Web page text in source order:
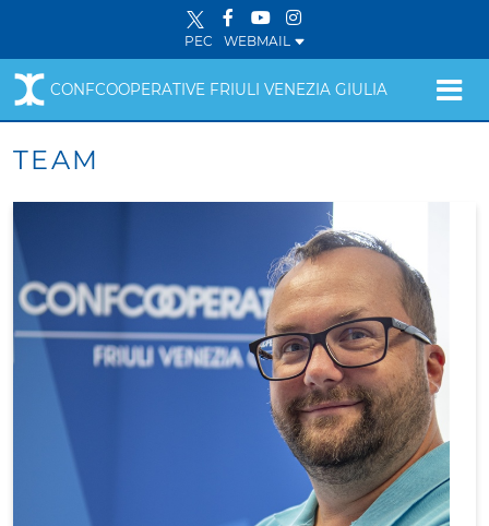
PEC WEBMAIL
CONFCOOPERATIVE FRIULI VENEZIA GIULIA
TEAM